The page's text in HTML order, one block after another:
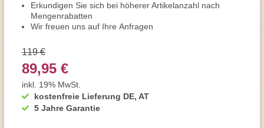
Erkundigen Sie sich bei höherer Artikelanzahl nach
Mengenrabatten
Wir freuen uns auf Ihre Anfragen
kostenfreie Lieferung DE, AT
5 Jahre Garantie
119 €
89,95 €
inkl. 19% MwSt.